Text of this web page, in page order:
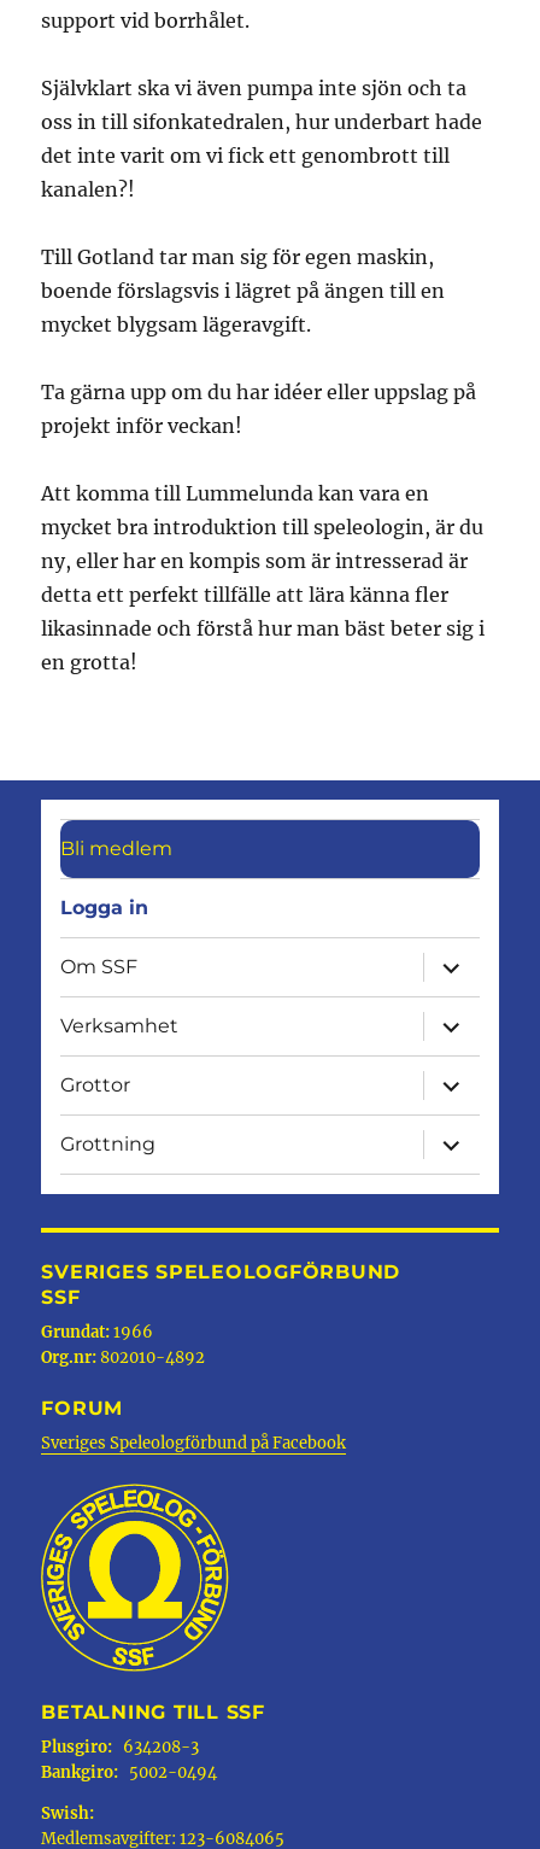
support vid borrhålet.
Självklart ska vi även pumpa inte sjön och ta
oss in till sifonkatedralen, hur underbart hade
det inte varit om vi fick ett genombrott till
kanalen?!
Till Gotland tar man sig för egen maskin,
boende förslagsvis i lägret på ängen till en
mycket blygsam lägeravgift.
Ta gärna upp om du har idéer eller uppslag på
projekt inför veckan!
Att komma till Lummelunda kan vara en
mycket bra introduktion till speleologin, är du
ny, eller har en kompis som är intresserad är
detta ett perfekt tillfälle att lära känna fler
likasinnade och förstå hur man bäst beter sig i
en grotta!
Bli medlem
Logga in
Om SSF
expandera
Verksamhet
expandera
Grottor
expandera
Grottning
expandera
SVERIGES SPELEOLOGFÖRBUND
SSF
Grundat:1966
Org.nr:802010-4892
FORUM
Sveriges Speleologförbund på Facebook
BETALNING TILL SSF
Plusgiro: 634208-3
Bankgiro: 5002-0494
Swish:
Medlemsavgifter: 123-6084065